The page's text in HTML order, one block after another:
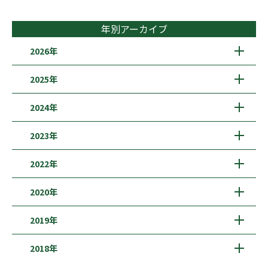
年別アーカイブ
2026年
2025年
2024年
2023年
2022年
2020年
2019年
2018年